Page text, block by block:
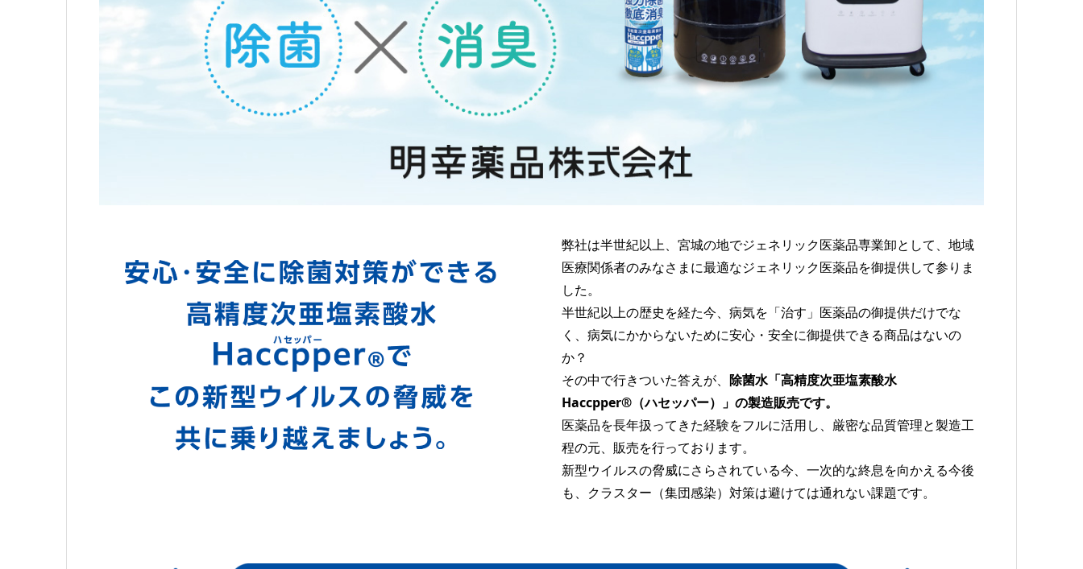
弊社は半世紀以上、宮城の地でジェネリック医薬品専業卸として、地域
医療関係者のみなさまに最適なジェネリック医薬品を御提供して参りま
した。
半世紀以上の歴史を経た今、病気を「治す」医薬品の御提供だけでな
く、病気にかからないために安心・安全に御提供できる商品はないの
か？
その中で行きついた答えが、 除菌水「高精度次亜塩素酸水
Haccpper®（ハセッパー）」の製造販売です。
医薬品を長年扱ってきた経験をフルに活用し、厳密な品質管理と製造工
程の元、販売を行っております。
新型ウイルスの脅威にさらされている今、一次的な終息を向かえる今後
も、クラスター（集団感染）対策は避けては通れない課題です。